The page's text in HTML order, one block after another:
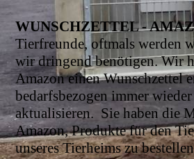
WUNSCHZETTEL -
Tierfreunde, oftmals werden
wir dringend benötigen. Wir
Amazon einen Wunschzettel
bedarfsbezogen immer wieder
aktualisieren. Sie haben die
Amazon, Produkte für den
unseres Tierheims zu